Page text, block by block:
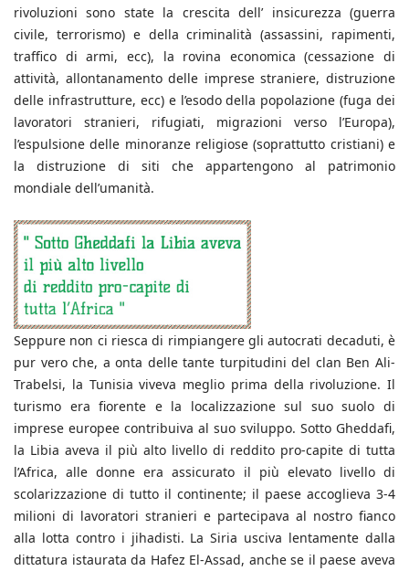
rivoluzioni sono state la crescita dell’ insicurezza (guerra
civile, terrorismo) e della criminalità (assassini, rapimenti,
traffico di armi, ecc), la rovina economica (cessazione di
attività, allontanamento delle imprese straniere, distruzione
delle infrastrutture, ecc) e l’esodo della popolazione (fuga dei
lavoratori stranieri, rifugiati, migrazioni verso l’Europa),
l’espulsione delle minoranze religiose (soprattutto cristiani) e
la distruzione di siti che appartengono al patrimonio
mondiale dell’umanità.
Seppure non ci riesca di rimpiangere gli autocrati decaduti, è
pur vero che, a onta delle tante turpitudini del clan Ben Ali-
Trabelsi, la Tunisia viveva meglio prima della rivoluzione. Il
turismo era fiorente e la localizzazione sul suo suolo di
imprese europee contribuiva al suo sviluppo. Sotto Gheddafi,
la Libia aveva il più alto livello di reddito pro-capite di tutta
l’Africa, alle donne era assicurato il più elevato livello di
scolarizzazione di tutto il continente; il paese accoglieva 3-4
milioni di lavoratori stranieri e partecipava al nostro fianco
alla lotta contro i jihadisti. La Siria usciva lentamente dalla
dittatura istaurata da Hafez El-Assad, anche se il paese aveva